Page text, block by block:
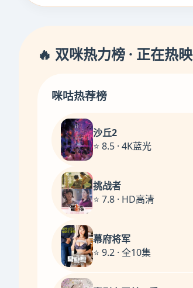
🔥 双咪热力榜 · 正在热映
咪咕热荐榜
沙丘2
⭐ 8.5 · 4K蓝光
挑战者
⭐ 7.8 · HD高清
幕府将军
⭐ 9.2 · 全10集